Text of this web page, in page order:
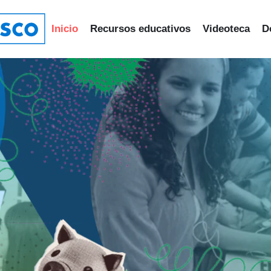
Inicio Recursos educativos Videoteca